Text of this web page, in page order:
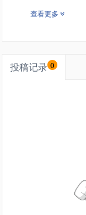
查看更多
投稿记录 0